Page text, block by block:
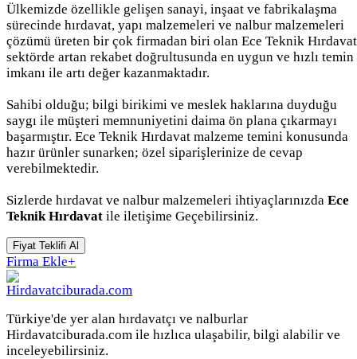
Ülkemizde özellikle gelişen sanayi, inşaat ve fabrikalaşma
sürecinde hırdavat, yapı malzemeleri ve nalbur malzemeleri
çözümü üreten bir çok firmadan biri olan Ece Teknik Hırdavat
sektörde artan rekabet doğrultusunda en uygun ve hızlı temin
imkanı ile artı değer kazanmaktadır.
Sahibi olduğu; bilgi birikimi ve meslek haklarına duyduğu
saygı ile müşteri memnuniyetini daima ön plana çıkarmayı
başarmıştır. Ece Teknik Hırdavat malzeme temini konusunda
hazır ürünler sunarken; özel siparişlerinize de cevap
verebilmektedir.
Sizlerde hırdavat ve nalbur malzemeleri ihtiyaçlarınızda Ece
Teknik Hırdavat ile iletişime Geçebilirsiniz.
Fiyat Teklifi Al
Firma Ekle+
Türkiye'de yer alan hırdavatçı ve nalburlar
Hirdavatciburada.com ile hızlıca ulaşabilir, bilgi alabilir ve
inceleyebilirsiniz.